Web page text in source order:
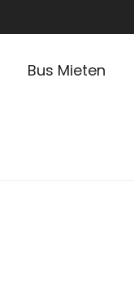
Bus Mieten